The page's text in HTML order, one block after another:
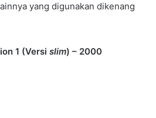
yang digunakan dikenang
1 (Versi slim) – 2000